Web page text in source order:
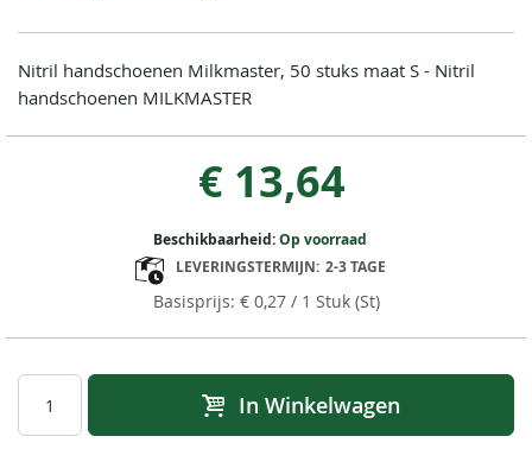
Nitril handschoenen Milkmaster, 50 stuks maat S - Nitril
handschoenen MILKMASTER
€ 13,64
€ 0,27/ 1 Stuk (St)
Beschikbaarheid:Op voorraad
LEVERINGSTERMIJN: 2-3 TAGE
In Winkelwagen